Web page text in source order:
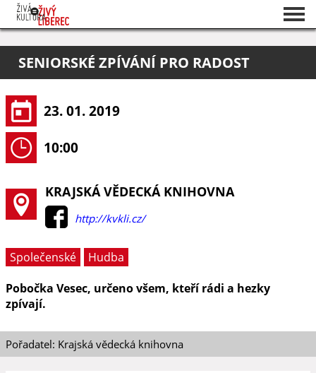
O projektu
Pořadatelé
SENIORSKÉ ZPÍVÁNÍ PRO RADOST
23. 01. 2019
10:00
KRAJSKÁ VĚDECKÁ KNIHOVNA
http://kvkli.cz/
Společenské
Hudba
Pobočka Vesec, určeno všem, kteří rádi a hezky
zpívají.
Pořadatel: Krajská vědecká knihovna